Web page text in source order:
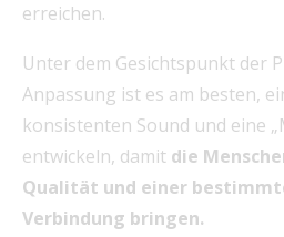
erreichen.
Unter dem Gesichtspunkt der
Anpassung ist es am besten,
konsistenten Sound und eine
entwickeln, damit die
Qualität und einer
Verbindung bringen.